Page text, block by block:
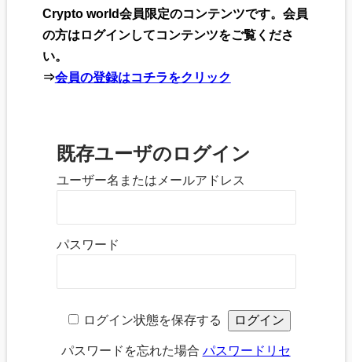
Crypto world会員限定のコンテンツです。会員
の方はログインしてコンテンツをご覧くださ
い。
⇒会員の登録はコチラをクリック
既存ユーザのログイン
ユーザー名またはメールアドレス
パスワード
ログイン状態を保存する
パスワードを忘れた場合 パスワードリセ